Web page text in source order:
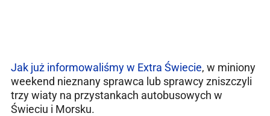
Jak już informowaliśmy w Extra Świecie, w miniony
weekend nieznany sprawca lub sprawcy zniszczyli
trzy wiaty na przystankach autobusowych w
Świeciu i Morsku.